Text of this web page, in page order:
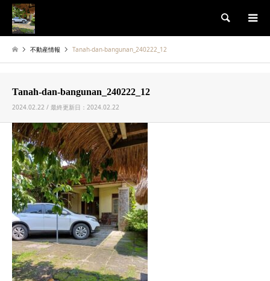
検索
不動産情報 Tanah-dan-bangunan_240222_12
Tanah-dan-bangunan_240222_12
2024.02.22 / 最終更新日：2024.02.22